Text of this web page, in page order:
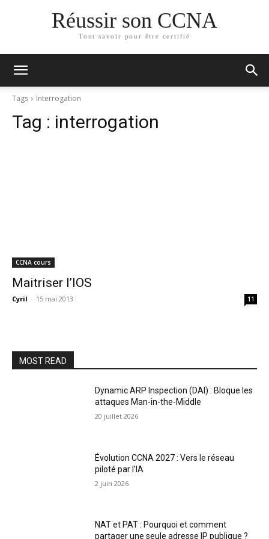
Réussir son CCNA
Tout savoir pour être certifié
Tags Inter­ro­ga­tion
Tag : interrogation
CCNA cours
Maitriser l’IOS
Cyril - 15 mai 2013 11
MOST READ
Dynamic ARP Inspection (DAI) : Bloque les
attaques Man-in-the-Middle
20 juillet 2026
Évolution CCNA 2027 : Vers le réseau
piloté par l’IA
2 juin 2026
NAT et PAT : Pourquoi et comment
partager une seule adresse IP publique ?